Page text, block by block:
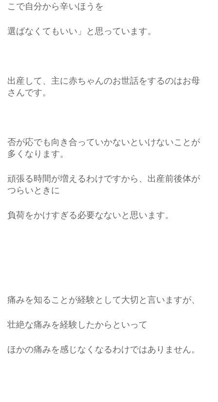
こで自分から辛いほうを
選ばなくてもいい」と思っています。
出産して、主に赤ちゃんのお世話をするのはお母
さんです。
否が応でも向き合っていかないといけないことが
多くなります。
頑張る時間が増えるわけですから、出産前後体が
つらいときに
負荷をかけすぎる必要なないと思います。
痛みを知ることが経験として大切と言いますが、
壮絶な痛みを経験したからといって
ほかの痛みを感じなくなるわけではありません。